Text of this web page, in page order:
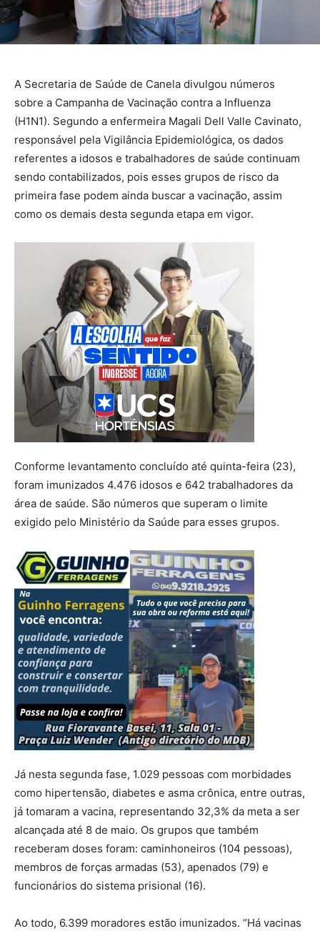
A Secretaria de Saúde de Canela divulgou números
sobre a Campanha de Vacinação contra a Influenza
(H1N1). Segundo a enfermeira Magali Dell Valle Cavinato,
responsável pela Vigilância Epidemiológica, os dados
referentes a idosos e trabalhadores de saúde continuam
sendo contabilizados, pois esses grupos de risco da
primeira fase podem ainda buscar a vacinação, assim
como os demais desta segunda etapa em vigor.
Conforme levantamento concluído até quinta-feira (23),
foram imunizados 4.476 idosos e 642 trabalhadores da
área de saúde. São números que superam o limite
exigido pelo Ministério da Saúde para esses grupos.
Já nesta segunda fase, 1.029 pessoas com morbidades
como hipertensão, diabetes e asma crônica, entre outras,
já tomaram a vacina, representando 32,3% da meta a ser
alcançada até 8 de maio. Os grupos que também
receberam doses foram: caminhoneiros (104 pessoas),
membros de forças armadas (53), apenados (79) e
funcionários do sistema prisional (16).
Ao todo, 6.399 moradores estão imunizados. “Há vacinas